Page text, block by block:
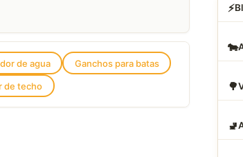
de agua Ganchos para batas
de techo
⚡
🐄
🌳
🚽